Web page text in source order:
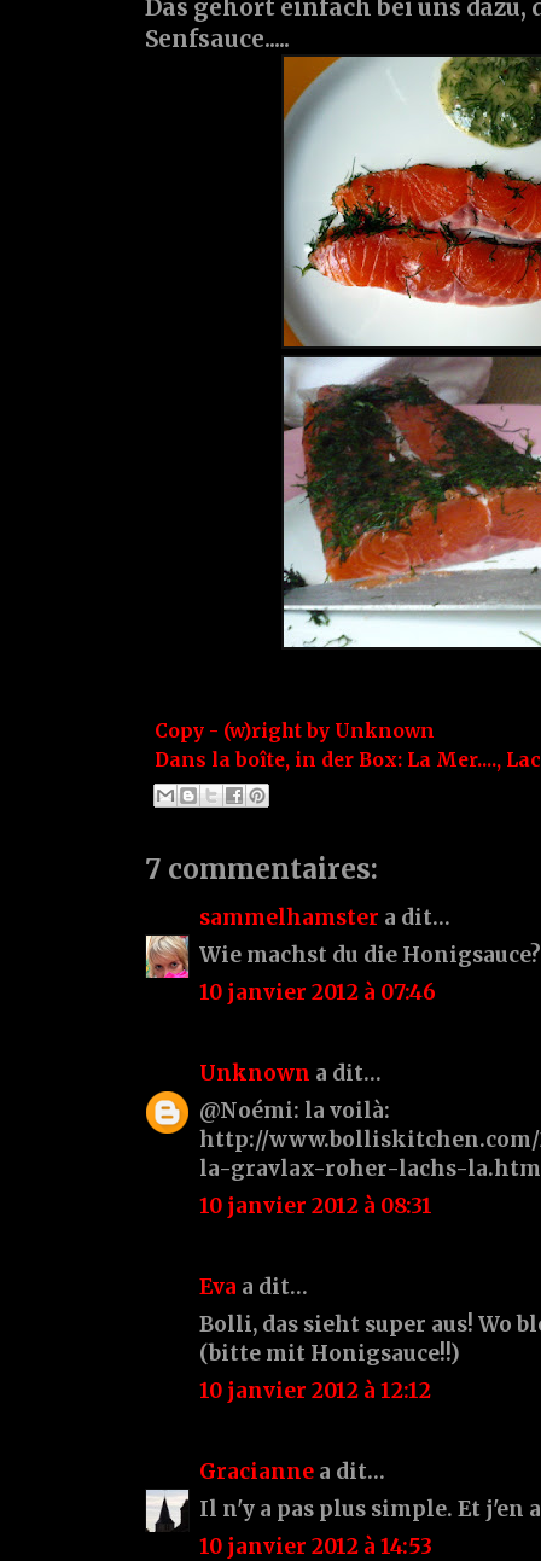
Das gehört einfach bei uns
Senfsauce.....
Copy - (w)right by Unknown
Dans la boîte, in der Box: La Mer....,
7 commentaires:
sammelhamster a dit…
Wie machst du die Honigsauce?
10 janvier 2012 à 07:46
Unknown a dit…
@Noémi: la voilà:
http://www.bolliskitchen.com/
la-gravlax-roher-lachs-
10 janvier 2012 à 08:31
Eva a dit…
Bolli, das sieht super aus! Wo
(bitte mit Honigsauce!!)
10 janvier 2012 à 12:12
Gracianne a dit…
Il n'y a pas plus simple. Et j'en
10 janvier 2012 à 14:53